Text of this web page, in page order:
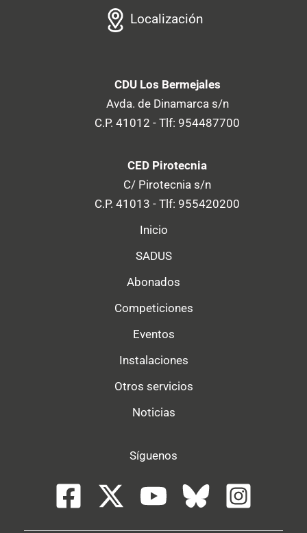
Localización
CDU Los Bermejales
Avda. de Dinamarca s/n
C.P. 41012 - Tlf: 954487700
CED Pirotecnia
C/ Pirotecnia s/n
C.P. 41013 - Tlf: 955420200
Inicio
SADUS
Abonados
Competiciones
Eventos
Instalaciones
Otros servicios
Noticias
Síguenos